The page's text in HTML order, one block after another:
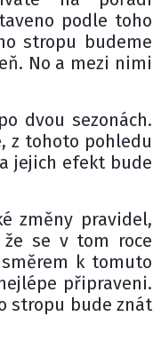
podle toho
stropu budeme
No a mezi nimi
dvou sezonách.
z tohoto pohledu
jejich efekt bude
změny pravidel,
se v tom roce
k tomuto
připraveni.
stropu bude znát